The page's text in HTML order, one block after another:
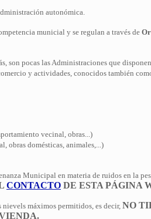
autonómica.
municial y se regulan a través de
pocas las Administraciones que
y actividades, conocidos también
vecinal, obras...)
obras domésticas, animales,...)
Municipal en materia de ruidos en la
CONTACTO DE ESTA PÁGINA
máximos permitidos, es decir, NO